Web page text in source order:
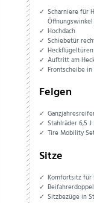
Scharniere für
Öffnungswinkel
Hochdach
Schiebetür
Auftritt am
Frontscheibe
Felgen
Stahlräder 6,5 J
Tire Mobility
Sitze
Komfortsitz für
Sitzbezüge in